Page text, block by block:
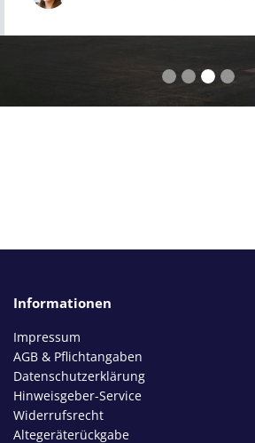
Informationen
Impressum
AGB & Pflichtangaben
Datenschutzerklärung
Hinweisgeber-Service
Widerrufsrecht
Altegeräterückgabe